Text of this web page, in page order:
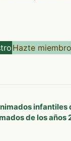
Hazte miembro
infantiles
de los años